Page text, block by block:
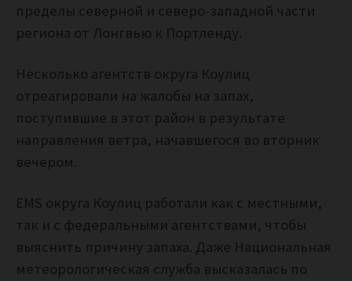
пределы северной и северо-западной части
региона от Лонгвью к Портленду.
Несколько агентств округа Коулиц
отреагировали на жалобы на запах,
поступившие в этот район в результате
направления ветра, начавшегося во вторник
вечером.
EMS округа Коулиц работали как с местными,
так и с федеральными агентствами, чтобы
выяснить причину запаха. Даже Национальная
метеорологическая служба высказалась по